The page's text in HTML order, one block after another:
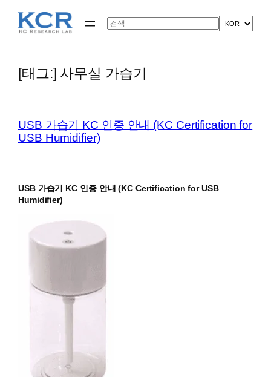
Search
[태그:] 사무실 가습기
USB 가습기 KC 인증 안내 (KC Certification for
USB Humidifier)
USB 가습기 KC 인증 안내 (KC Certification for USB
Humidifier)